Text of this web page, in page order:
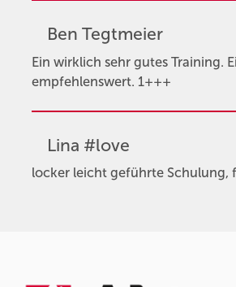
Ben Tegtmeier
Ein wirklich sehr gutes Training.
empfehlenswert. 1+++
Lina #love
locker leicht geführte Schulung,